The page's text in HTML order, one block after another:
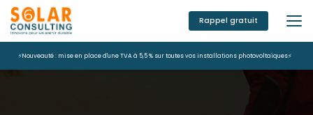
Aller
au
contenu
principal
⚡Nouveauté : mise en place d'une TVA à 5,5 % sur toutes vos installations photovoltaïques⚡
Rappel gratuit